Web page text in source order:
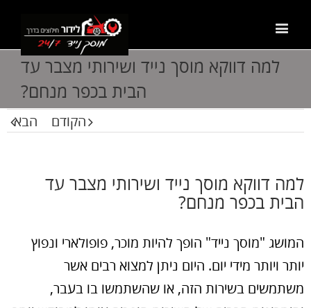
למה דווקא מוסך נייד ושירותי מצבר עד
הבית בכפר מנחם?
הקודם הבא
למה דווקא מוסך נייד ושירותי מצבר עד
הבית בכפר מנחם?
המושג "מוסך נייד" הופך להיות מוכר, פופולארי ונפוץ
יותר ויותר מידי יום. היום ניתן למצוא רבים אשר
משתמשים בשירות הזה, או שהשתמשו בו בעבר,